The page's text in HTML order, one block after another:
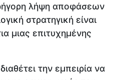
λήψη αποφάσεων
στρατηγική είναι
μιας επιτυχημένης
την εμπειρία να